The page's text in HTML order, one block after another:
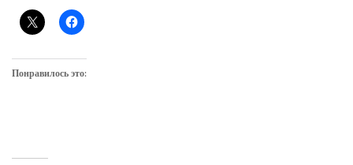
Понравилось это: